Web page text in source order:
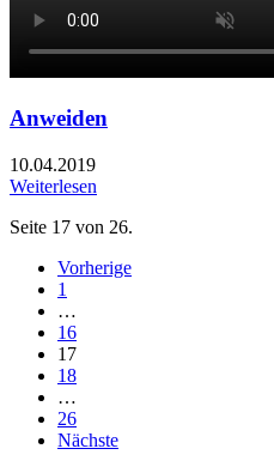
Anweiden
10.04.2019
Weiterlesen
Seite 17 von 26.
Vorherige
1
…
16
17
18
…
26
Nächste